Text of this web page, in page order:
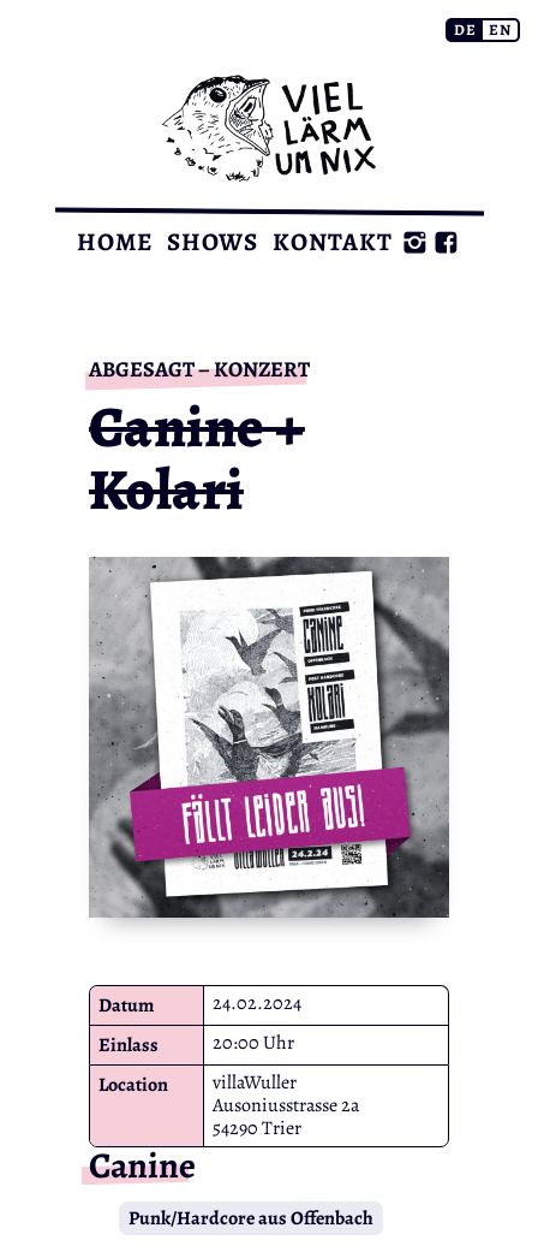
HOME SHOWS KONTAKT
DE EN
KONZERT
Canine +
Kolari
Datum
24.02.2024
Einlass
20:00 Uhr
Location
villaWuller
Ausoniusstrasse 2a
54290 Trier
Canine
Punk/Hardcore aus Offenbach